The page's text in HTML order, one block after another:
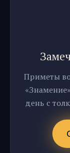
Приметы
день с